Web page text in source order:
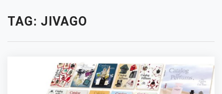
TAG: JIVAGO